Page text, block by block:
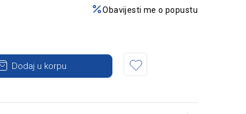
Obavijesti me o popustu
Dodaj u korpu